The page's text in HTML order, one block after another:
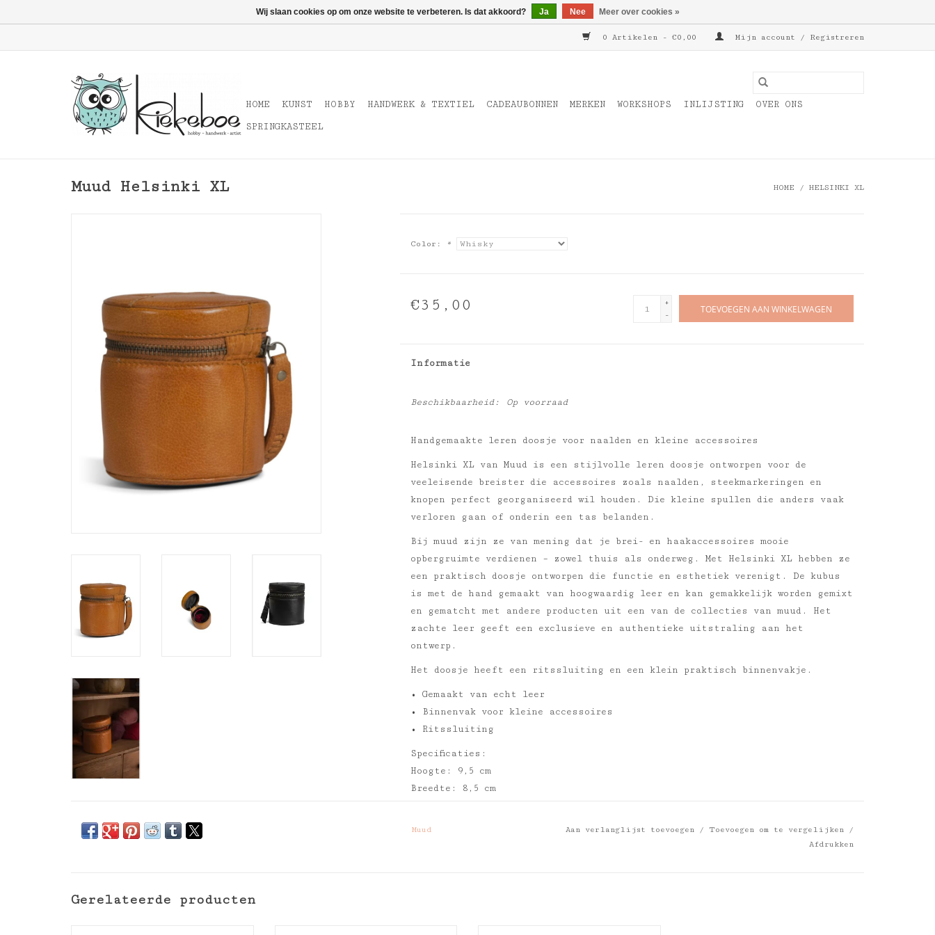
0 Artikelen - €0,00 Mijn account / Registreren
HOME KUNST HOBBY HANDWERK & TEXTIEL CADEAUBONNEN MERKEN WORKSHOPS INLIJSTING
OVER ONS
SPRINGKASTEEL
Muud Helsinki XL HOME / HELSINKI XL
Color: *
€35,00
+
-
TOEVOEGEN AAN WINKELWAGEN
Informatie
Beschikbaarheid: Op voorraad
Handgemaakte leren doosje voor naalden en kleine accessoires
Helsinki XL van Muud is een stijlvolle leren doosje ontworpen voor de
veeleisende breister die accessoires zoals naalden, steekmarkeringen en
knopen perfect georganiseerd wil houden. Die kleine spullen die anders vaak
verloren gaan of onderin een tas belanden.
Bij muud zijn ze van mening dat je brei- en haakaccessoires mooie
opbergruimte verdienen – zowel thuis als onderweg. Met Helsinki XL hebben ze
een praktisch doosje ontworpen die functie en esthetiek verenigt. De kubus
is met de hand gemaakt van hoogwaardig leer en kan gemakkelijk worden gemixt
en gematcht met andere producten uit een van de collecties van muud. Het
zachte leer geeft een exclusieve en authentieke uitstraling aan het
ontwerp.
Het doosje heeft een ritssluiting en een klein praktisch binnenvakje.
• Gemaakt van echt leer
• Binnenvak voor kleine accessoires
• Ritssluiting
Specificaties:
Hoogte: 9,5 cm
Breedte: 8,5 cm
Muud Aan verlanglijst toevoegen / Toevoegen om te vergelijken
/
Afdrukken
Gerelateerde producten
Wij slaan cookies op om onze website te verbeteren. Is dat akkoord? Ja Nee Meer over cookies »